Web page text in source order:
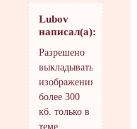
Lubov
написал(а):
Разрешено
выкладывать
изображения
более 300
кб. только в
теме